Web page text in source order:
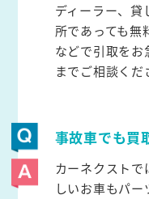
ディーラー、貸
所であっても無
などで引取をお
までご相談くだ
事故車でも買
カーネクスト
しいお車もパ